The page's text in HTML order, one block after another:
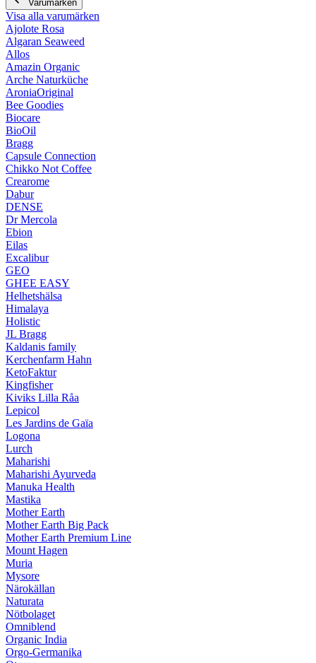
Varumärken
Visa alla varumärken
Ajolote Rosa
Algaran Seaweed
Allos
Amazin Organic
Arche Naturküche
AroniaOriginal
Bee Goodies
Biocare
BioOil
Bragg
Capsule Connection
Chikko Not Coffee
Crearome
Dabur
DENSE
Dr Mercola
Ebion
Eilas
Excalibur
GEO
GHEE EASY
Helhetshälsa
Himalaya
Holistic
JL Bragg
Kaldanis family
Kerchenfarm Hahn
KetoFaktur
Kingfisher
Kiviks Lilla Råa
Lepicol
Les Jardins de Gaïa
Logona
Lurch
Maharishi
Maharishi Ayurveda
Manuka Health
Mastika
Mother Earth
Mother Earth Big Pack
Mother Earth Premium Line
Mount Hagen
Muria
Mysore
Närokällan
Naturata
Nötbolaget
Omniblend
Organic India
Orgo-Germanika